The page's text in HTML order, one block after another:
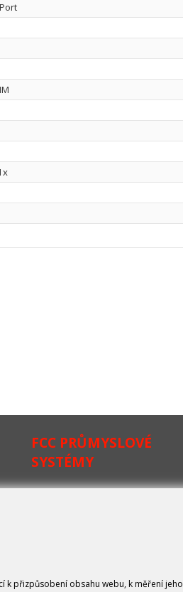
FCC PRŮMYSLOVÉ
SYSTÉMY
k přizpůsobení obsahu webu, k měření jeho